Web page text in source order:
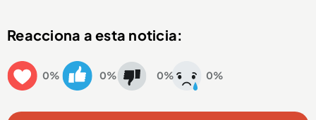
Reacciona a esta noticia:
0% 0% 0% 0%